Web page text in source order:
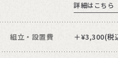
詳細はこちら
組立・設置費 ＋¥3,300(税